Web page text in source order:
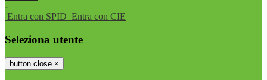
-
Entra con SPID Entra con CIE
Seleziona utente
button close ×